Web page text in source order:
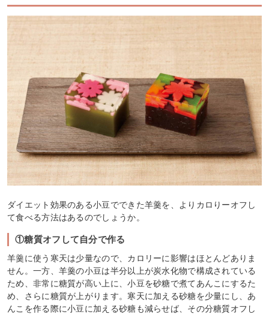
ダイエット効果のある小豆でできた羊羹を、よりカロりーオフし
て食べる方法はあるのでしょうか。
①糖質オフして自分で作る
羊羹に使う寒天は少量なので、カロリーに影響はほとんどありま
せん。一方、羊羹の小豆は半分以上が炭水化物で構成されている
ため、非常に糖質が高い上に、小豆を砂糖で煮てあんこにするた
め、さらに糖質が上がります。寒天に加える砂糖を少量にし、あ
んこを作る際に小豆に加える砂糖も減らせば、その分糖質オフし